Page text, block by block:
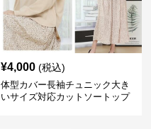
¥4,000 (税込)
体型カバー長袖チュニック大き
いサイズ対応カットソートップ